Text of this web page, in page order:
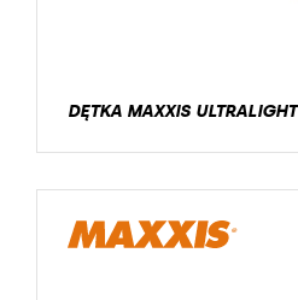
DĘTKA MAXXIS ULTRALIGHT